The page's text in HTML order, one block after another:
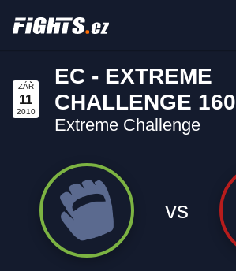
ZÁŘ
11
2010
EC - EXTREME
CHALLENGE 160
Extreme Challenge
vs